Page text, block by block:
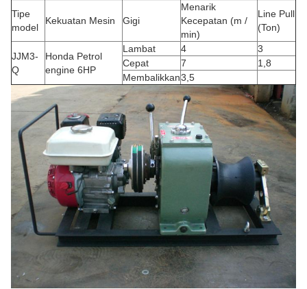
Tipe
model
Kekuatan Mesin Gigi
Menarik
Kecepatan (m /
min)
Line Pull
(Ton)
JJM3-
Q
Honda Petrol
engine 6HP
Lambat 4
3
Cepat
7
1,8
Membalikkan3,5